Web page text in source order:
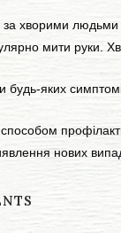
хворими людьми
мити руки.
яких
нових